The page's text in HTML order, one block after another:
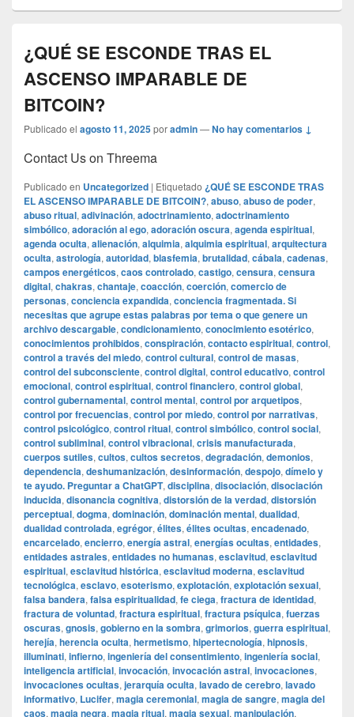
¿QUÉ SE ESCONDE TRAS EL
ASCENSO IMPARABLE DE
BITCOIN?
Publicado el agosto 11, 2025poradmin—No hay comentarios ↓
Contact Us on Threema
Publicado en Uncategorized | Etiquetado ¿QUÉ SE ESCONDE TRAS
EL ASCENSO IMPARABLE DE BITCOIN?, abuso, abuso de poder,
abuso ritual, adivinación, adoctrinamiento, adoctrinamiento
simbólico, adoración al ego, adoración oscura, agenda espiritual,
agenda oculta, alienación, alquimia, alquimia espiritual, arquitectura
oculta, astrología, autoridad, blasfemia, brutalidad, cábala, cadenas,
campos energéticos, caos controlado, castigo, censura, censura
digital, chakras, chantaje, coacción, coerción, comercio de
personas, conciencia expandida, conciencia fragmentada. Si
necesitas que agrupe estas palabras por tema o que genere un
archivo descargable, condicionamiento, conocimiento esotérico,
conocimientos prohibidos, conspiración, contacto espiritual, control,
control a través del miedo, control cultural, control de masas,
control del subconsciente, control digital, control educativo, control
emocional, control espiritual, control financiero, control global,
control gubernamental, control mental, control por arquetipos,
control por frecuencias, control por miedo, control por narrativas,
control psicológico, control ritual, control simbólico, control social,
control subliminal, control vibracional, crisis manufacturada,
cuerpos sutiles, cultos, cultos secretos, degradación, demonios,
dependencia, deshumanización, desinformación, despojo, dímelo y
te ayudo. Preguntar a ChatGPT, disciplina, disociación, disociación
inducida, disonancia cognitiva, distorsión de la verdad, distorsión
perceptual, dogma, dominación, dominación mental, dualidad,
dualidad controlada, egrégor, élites, élites ocultas, encadenado,
encarcelado, encierro, energía astral, energías ocultas, entidades,
entidades astrales, entidades no humanas, esclavitud, esclavitud
espiritual, esclavitud histórica, esclavitud moderna, esclavitud
tecnológica, esclavo, esoterismo, explotación, explotación sexual,
falsa bandera, falsa espiritualidad, fe ciega, fractura de identidad,
fractura de voluntad, fractura espiritual, fractura psíquica, fuerzas
oscuras, gnosis, gobierno en la sombra, grimorios, guerra espiritual,
herejía, herencia oculta, hermetismo, hipertecnología, hipnosis,
illuminati, infierno, ingeniería del consentimiento, ingeniería social,
inteligencia artificial, invocación, invocación astral, invocaciones,
invocaciones ocultas, jerarquía oculta, lavado de cerebro, lavado
informativo, Lucifer, magia ceremonial, magia de sangre, magia del
caos, magia negra, magia ritual, magia sexual, manipulación,